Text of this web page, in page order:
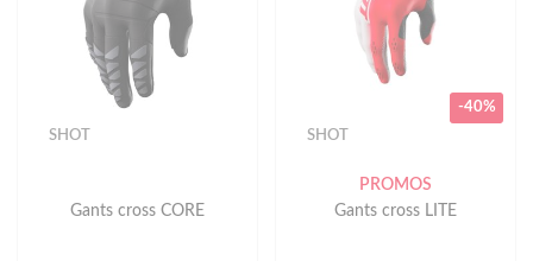
SHOT
Gants cross CORE
-40%
SHOT
PROMOS
Gants cross LITE